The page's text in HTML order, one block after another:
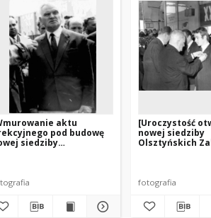
aktu
pod budowę
siedziby
[Uroczystość
nowej siedziby
Olsztyńskich
fotografia